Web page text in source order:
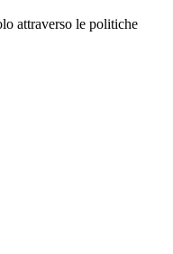
attraverso le politiche